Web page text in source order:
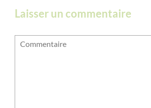
Laisser un commentaire